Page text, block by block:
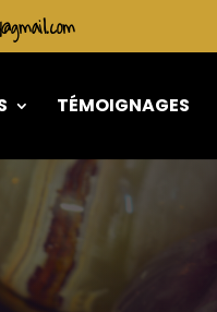
TÉMOIGNAGES